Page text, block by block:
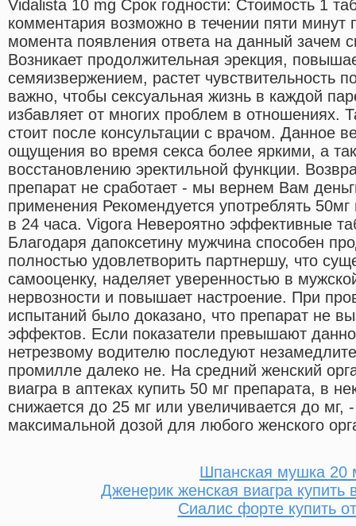
Vidalista 10 mg Срок годности: Стоимость 1
комментария возможно в течении пяти минут
момента появления ответа на данный зачем
Возникает продолжительная эрекция,
семяизвержением, растет чувствительность
важно, чтобы сексуальная жизнь в каждой
избавляет от многих проблем в отношениях.
стоит после консультации с врачом. Данное
ощущения во время секса более яркими, а
восстановлению эректильной функции.
препарат не сработает - мы вернем Вам
применения Рекомендуется употреблять
в 24 часа. Vigora Невероятно эффективные
Благодаря дапоксетину мужчина способен
полностью удовлетворить партнершу, что
самооценку, наделяет уверенностью в
нервозности и повышает настроение. При
испытаний было доказано, что препарат не
эффектов. Если показатели превышают
нетрезвому водителю последуют
промилле далеко не. На средний женский
виагра в аптеках купить 50 мг препарата, в
снижается до 25 мг или увеличивается до мг,
максимальной дозой для любого женского
Шпанская мушка 20
Дженерик женская виагра купить
Сиалис форте купить